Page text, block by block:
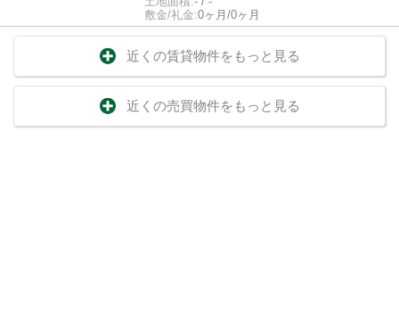
敷金/礼金:0ヶ月/0ヶ月
近くの賃貸物件をもっと見る
近くの売買物件をもっと見る